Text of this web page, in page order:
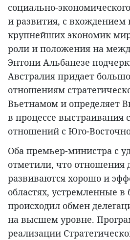
социально-
и развития, с вхождением
крупнейших экономик
роли и положения на
Энтони Альбанезе
Австралия придает
отношениям
Вьетнамом и определяет
в процессе выстраивания
отношений с Юго-
Оба премьер-министра с
отметили, что отношения
развиваются хорошо и
областях, устремленные
происходил обмен
на высшем уровне.
реализации